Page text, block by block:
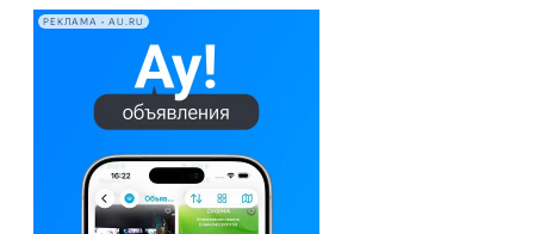
РЕКЛАМА • AU.RU